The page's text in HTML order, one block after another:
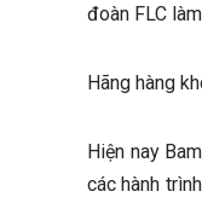
đoàn FLC
Hãng hàng
Hiện nay
các hành